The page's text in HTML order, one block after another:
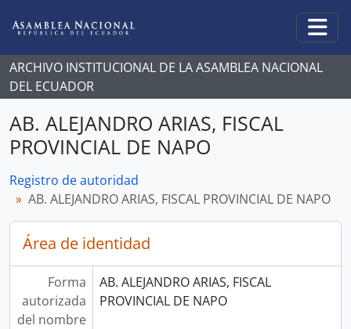
ARCHIVO INSTITUCIONAL DE LA ASAMBLEA NACIONAL
DEL ECUADOR
AB. ALEJANDRO ARIAS, FISCAL
PROVINCIAL DE NAPO
Registro de autoridad
AB. ALEJANDRO ARIAS, FISCAL PROVINCIAL DE NAPO
Área de identidad
Forma
autorizada
del nombre
AB. ALEJANDRO ARIAS, FISCAL
PROVINCIAL DE NAPO